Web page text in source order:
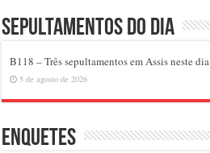
Sepultamentos do dia
B118 – Três sepultamentos em Assis neste
5 de agosto de 2026
Enquetes